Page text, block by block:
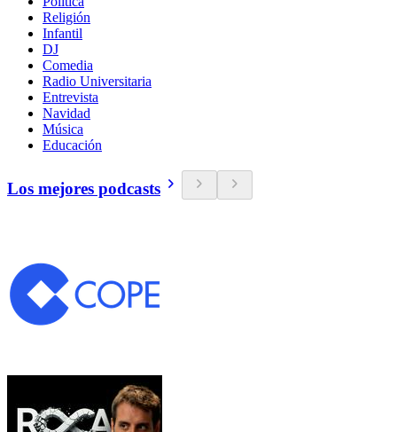
Religión
Infantil
DJ
Comedia
Radio Universitaria
Entrevista
Navidad
Música
Educación
Los mejores podcasts